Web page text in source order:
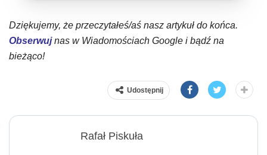
Dziękujemy, że przeczytałeś/aś nasz artykuł do końca.
Obserwujnas w Wiadomościach Google i bądź na
bieżąco!
Udostępnij
Rafał Piskuła